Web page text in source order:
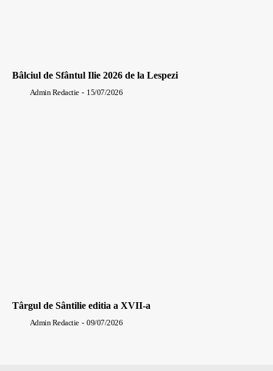
Bâlciul de Sfântul Ilie 2026 de la Lespezi
Admin Redactie - 15/07/2026
Târgul de Sântilie editia a XVII-a
Admin Redactie - 09/07/2026